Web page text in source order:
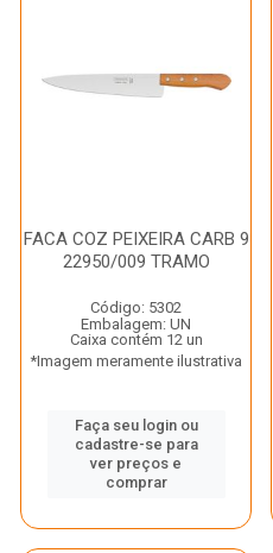
FACA COZ PEIXEIRA CARB 9
22950/009 TRAMO
Código: 5302
Embalagem: UN
Caixa contém 12 un
*Imagem meramente ilustrativa
Faça seu login ou
cadastre-se para
ver preços e
comprar